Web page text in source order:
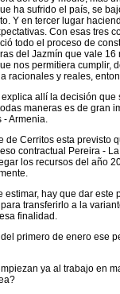
ha sufrido el país, se
Y en tercer lugar
Con esas tres
todo el proceso de
del Jazmín que vale
nos permitiera cumplir,
racionales y reales,
allí la decisión
maneras es de gran
- Armenia.
de Cerritos esta previsto
contractual Pereira -
los recursos del año
estimar, hay que dar
transferirlo a la
finalidad.
primero de enero ese
ya al trabajo en